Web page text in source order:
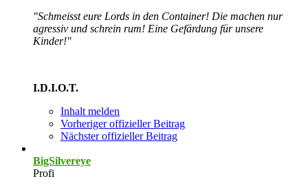
"Schmeisst eure Lords in den Container! Die machen nur
agressiv und schrein rum! Eine Gefärdung für unsere
Kinder!"
I.D.I.O.T.
Inhalt melden
Vorheriger offizieller Beitrag
Nächster offizieller Beitrag
BigSilvereye
Profi